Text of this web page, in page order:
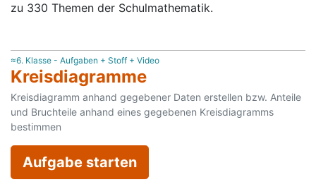
zu 330 Themen der Schulmathematik.
≈6. Klasse - Aufgaben + Stoff + Video
Kreisdiagramme
Kreisdiagramm anhand gegebener Daten erstellen bzw. Anteile
und Bruchteile anhand eines gegebenen Kreisdiagramms
bestimmen
Aufgabe starten